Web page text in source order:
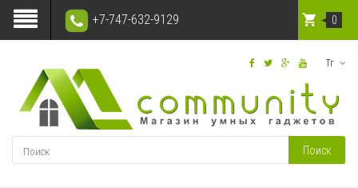
+7-747-632-9129
Тг
Поиск
0